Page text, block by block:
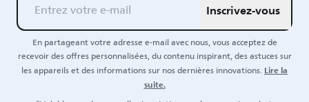
Inscrivez-vous
En partageant votre adresse e-mail avec nous, vous acceptez de
recevoir des offres personnalisées, du contenu inspirant, des astuces sur
les appareils et des informations sur nos dernières innovations.Lire la
suite.